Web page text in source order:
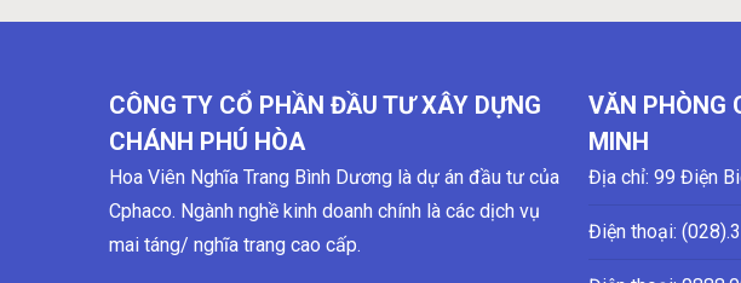
CÔNG TY CỔ PHẦN ĐẦU TƯ XÂY DỰNG
CHÁNH PHÚ HÒA
Hoa Viên Nghĩa Trang Bình Dương là dự án đầu tư của
Cphaco. Ngành nghề kinh doanh chính là các dịch vụ
mai táng/ nghĩa trang cao cấp.
VĂN PHÒNG
MINH
Địa chỉ: 99 Điện
Điện thoại: (028)